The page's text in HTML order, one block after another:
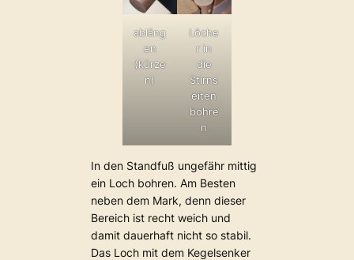
abläng
en
(kürze
n)
Löche
r in
die
Stirns
eiten
bohre
n
In den Standfuß ungefähr mittig
ein Loch bohren. Am Besten
neben dem Mark, denn dieser
Bereich ist recht weich und
damit dauerhaft nicht so stabil.
Das Loch mit dem Kegelsenker